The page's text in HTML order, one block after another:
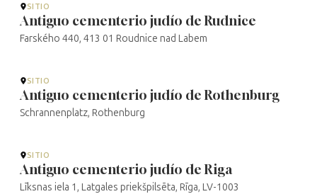
SITIO
Antiguo cementerio judío de Rudnice
Farského 440, 413 01 Roudnice nad Labem
SITIO
Antiguo cementerio judío de Rothenburg
Schrannenplatz, Rothenburg
SITIO
Antiguo cementerio judío de Riga
Līksnas iela 1, Latgales priekšpilsēta, Rīga, LV-1003